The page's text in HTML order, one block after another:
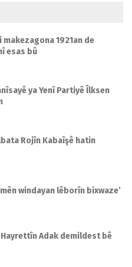
makezagona 1921an de
esas bû
ya Yenî Partiyê Îlksen
Rojîn Kabaîşê hatin
windayan lêborîn bixwaze’
Hayrettîn Adak demildest bê